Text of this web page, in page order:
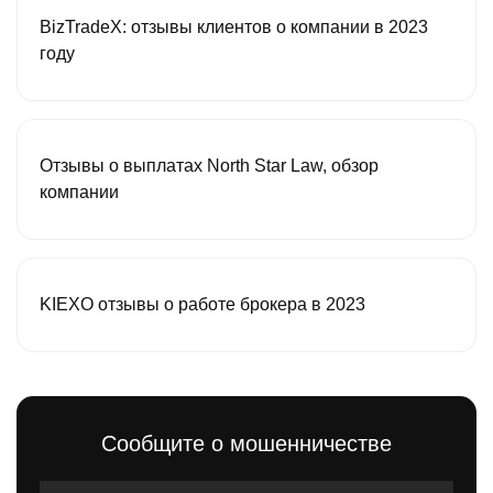
BizTradeX: отзывы клиентов о компании в 2023
году
Отзывы о выплатах North Star Law, обзор
компании
KIEXO отзывы о работе брокера в 2023
Сообщите о мошенничестве